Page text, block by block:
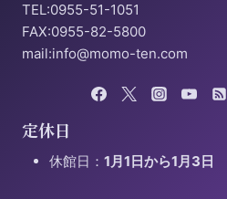
TEL:0955-51-1051
FAX:0955-82-5800
mail:info@momo-ten.com
定休日
休館日： 1月1日から1月3日